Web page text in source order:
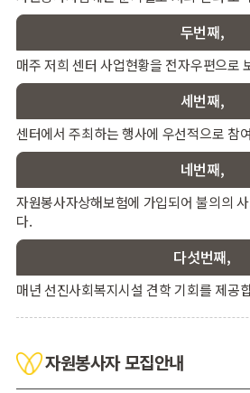
두번째,
매주 저희 센터 사업현황을 전자우편으로
세번째,
센터에서 주최하는 행사에 우선적으로 참
네번째,
자원봉사자상해보험에 가입되어 불의의
다.
다섯번째,
매년 선진사회복지시설 견학 기회를 제공
자원봉사자 모집안내